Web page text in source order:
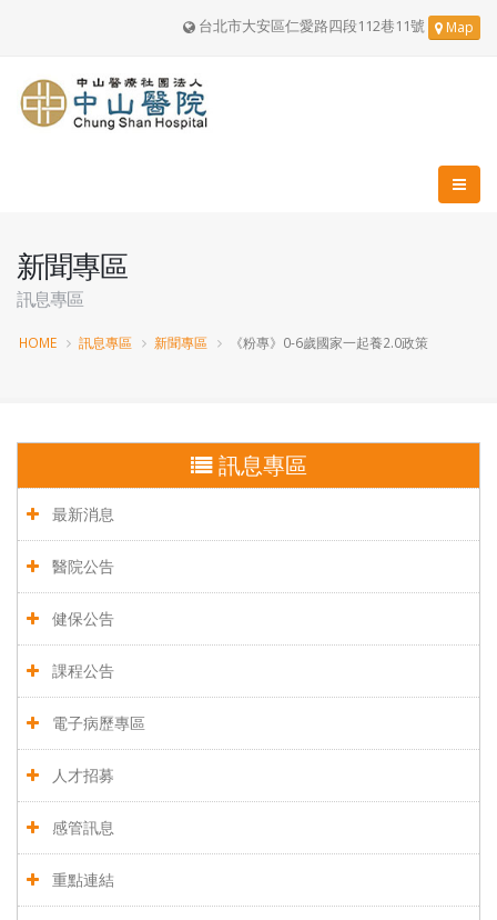
台北市大安區仁愛路四段112巷11號 Map
新聞專區
訊息專區
HOME 訊息專區 新聞專區 《粉專》0-6歲國家一起養2.0政策
訊息專區
最新消息
醫院公告
健保公告
課程公告
電子病歷專區
人才招募
感管訊息
重點連結